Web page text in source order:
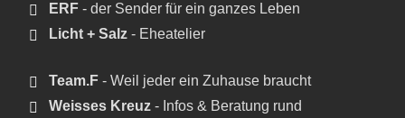
ERF - der Sender für ein ganzes Leben
Licht + Salz - Eheatelier
Team.F - Weil jeder ein Zuhause braucht
Weisses Kreuz - Infos & Beratung rund